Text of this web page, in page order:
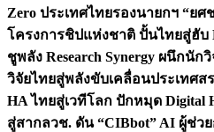
Zero ประเทศไทยรองนายกฯ “ยศ
โครงการชิปแห่งชาติ ปั้นไทยสู่ฮับ
ชูพลัง Research Synergy ผนึกนั
วิจัยไทยสู่พลังขับเคลื่อนประเทศส
HA ไทยสู่เวทีโลก ปักหมุด Digital
สู่สากลวช. ดัน “CIBbot” AI ผู้ช่ว